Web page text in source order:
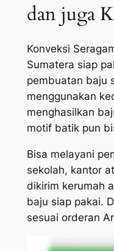
dan juga
Konveksi
Sumatera siap
pembuatan baju
menggunakan
menghasilkan
motif batik pun
Bisa melayani
sekolah, kantor
dikirim kerumah
baju siap pakai.
sesuai orderan